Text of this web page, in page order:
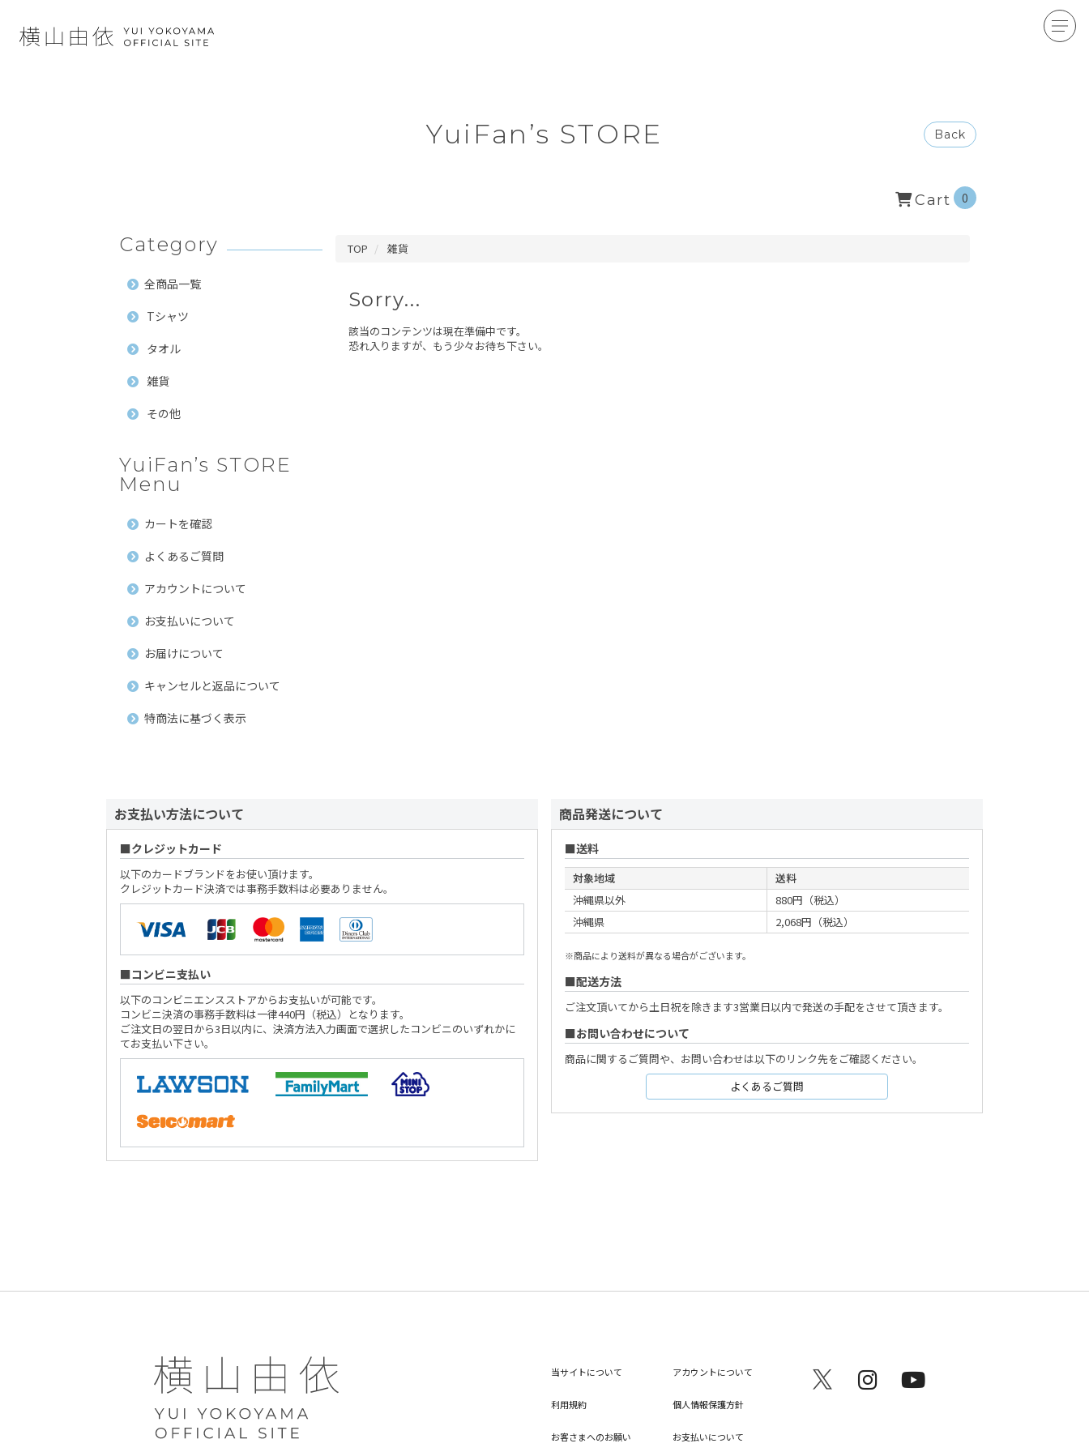
YuiFan’s STORE Back
Cart 0
Category
全商品一覧
Tシャツ
タオル
雑貨
その他
YuiFan’s STORE
Menu
カートを確認
よくあるご質問
アカウントについて
お支払いについて
お届けについて
キャンセルと返品について
特商法に基づく表示
TOP 雑貨
Sorry...
該当のコンテンツは現在準備中です。
恐れ入りますが、もう少々お待ち下さい。
お支払い方法について
クレジットカード
以下のカードブランドをお使い頂けます。
クレジットカード決済では事務手数料は必要ありません。
コンビニ支払い
以下のコンビニエンスストアからお支払いが可能です。
コンビニ決済の事務手数料は一律440円（税込）となります。
ご注文日の翌日から3日以内に、決済方法入力画面で選択したコンビニのいずれかに
てお支払い下さい。
商品発送について
送料
対象地域
送料
沖縄県以外
880円（税込）
沖縄県
2,068円（税込）
※商品により送料が異なる場合がございます。
配送方法
ご注文頂いてから土日祝を除きます3営業日以内で発送の手配をさせて頂きます。
お問い合わせについて
商品に関するご質問や、お問い合わせは以下のリンク先をご確認ください。
よくあるご質問
当サイトについて アカウントについて
利用規約 個人情報保護方針
お客さまへのお願い お支払いについて